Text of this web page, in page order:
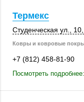
Термекс
Студенческая ул., 10,
Ковры и ковровые
+7 (812) 458-81-90
Посмотреть